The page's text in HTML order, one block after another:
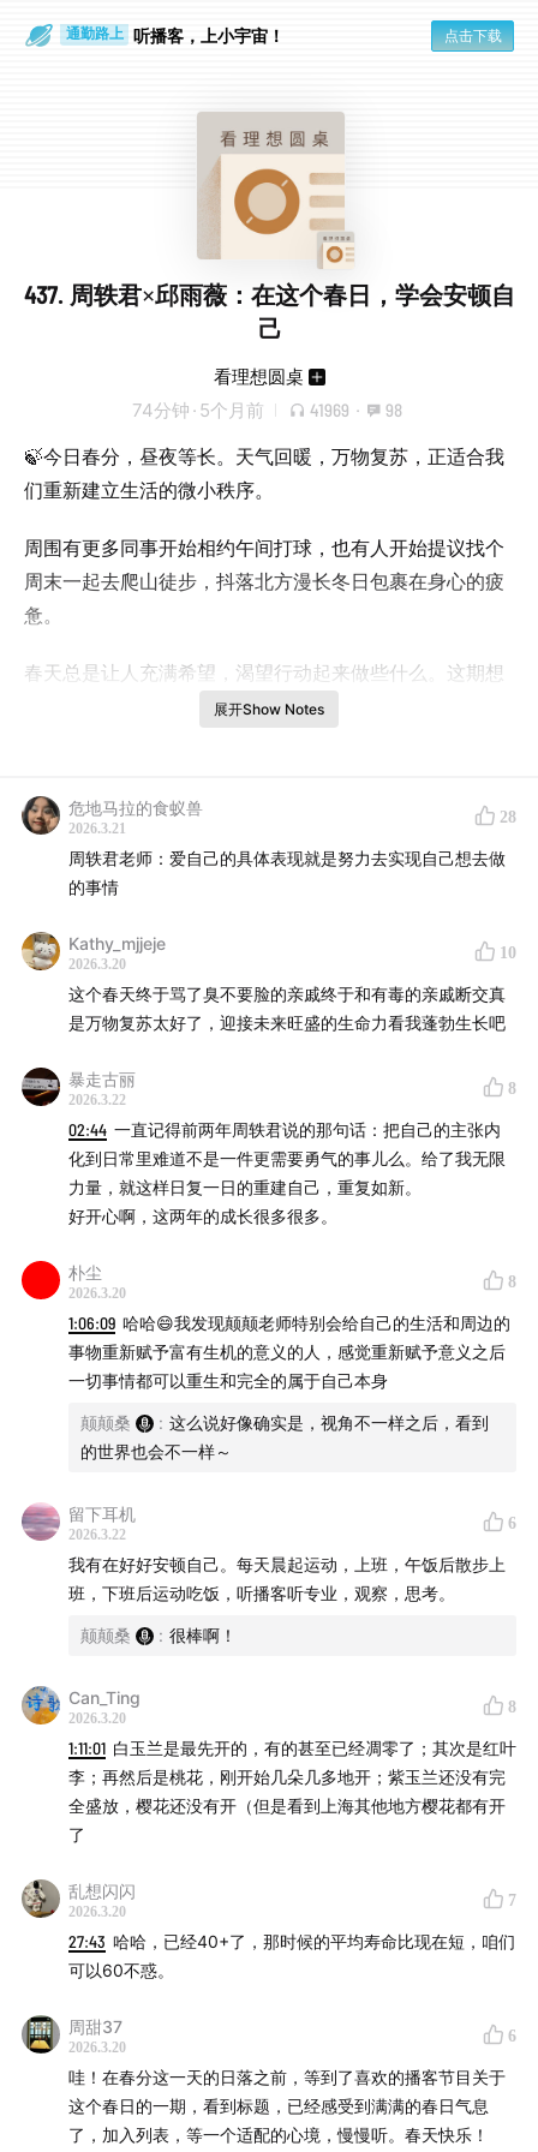
通勤路上 听播客，上小宇宙！ 点击下载
437. 周轶君×邱雨薇：在这个春日，学会安顿自
己
看理想圆桌
74分钟 · 5个月前 41969 · 98
🍃今日春分，昼夜等长。天气回暖，万物复苏，正适合我
们重新建立生活的微小秩序。
周围有更多同事开始相约午间打球，也有人开始提议找个
周末一起去爬山徒步，抖落北方漫长冬日包裹在身心的疲
惫。
春天总是让人充满希望，渴望行动起来做些什么。这期想
要为大家的春日活力预热，我们邀请周轶君和邱雨薇两位
感谢德国高端纸巾品牌tempo得宝对本期的大力支持，视
频版可移步得宝品牌官方小红书、微博及微信视频号点击
观看。
收听提示
放松
偶尔失序的生活中，学着原谅一个做得不够好的自
在人与人关系微妙的今天，如何与朋友互相倾诉与
帮助
放轻松不是什么都不做，甚至需要有意识地进行放
松练习
01:04:53 我们的安顿身心日常好物
01:09:58 来自两位嘉宾的“在春天安顿自己”寄语
本期参与
｜嘉宾｜
周轶君，国际新闻记者，纪录片导演，作家
展开Show Notes
危地马拉的食蚁兽
2026.3.21
28
周轶君老师：爱自己的具体表现就是努力去实现自己想去做
的事情
Kathy_mjjeje
2026.3.20
10
这个春天终于骂了臭不要脸的亲戚终于和有毒的亲戚断交真
是万物复苏太好了，迎接未来旺盛的生命力看我蓬勃生长吧
暴走古丽
2026.3.22
8
02:44 一直记得前两年周轶君说的那句话：把自己的主张内
化到日常里难道不是一件更需要勇气的事儿么。给了我无限
力量，就这样日复一日的重建自己，重复如新。
好开心啊，这两年的成长很多很多。
朴尘
2026.3.20
8
1:06:09 哈哈😄我发现颠颠老师特别会给自己的生活和周边的
事物重新赋予富有生机的意义的人，感觉重新赋予意义之后
一切事情都可以重生和完全的属于自己本身
颠颠桑 : 这么说好像确实是，视角不一样之后，看到
的世界也会不一样～
留下耳机
2026.3.22
6
我有在好好安顿自己。每天晨起运动，上班，午饭后散步上
班，下班后运动吃饭，听播客听专业，观察，思考。
颠颠桑 : 很棒啊！
Can_Ting
2026.3.20
8
1:11:01 白玉兰是最先开的，有的甚至已经凋零了；其次是红叶
李；再然后是桃花，刚开始几朵几多地开；紫玉兰还没有完
全盛放，樱花还没有开（但是看到上海其他地方樱花都有开
了
乱想闪闪
2026.3.20
7
27:43 哈哈，已经40+了，那时候的平均寿命比现在短，咱们
可以60不惑。
周甜37
2026.3.20
6
哇！在春分这一天的日落之前，等到了喜欢的播客节目关于
这个春日的一期，看到标题，已经感受到满满的春日气息
了，加入列表，等一个适配的心境，慢慢听。春天快乐！